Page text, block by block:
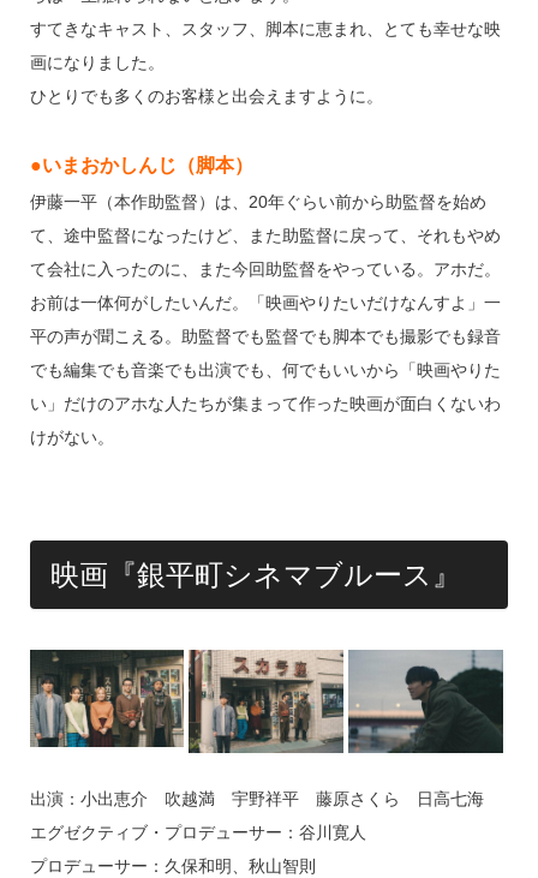
すてきなキャスト、スタッフ、脚本に恵まれ、とても幸せな映
画になりました。
ひとりでも多くのお客様と出会えますように。
●いまおかしんじ（脚本）
伊藤一平（本作助監督）は、20年ぐらい前から助監督を始め
て、途中監督になったけど、また助監督に戻って、それもやめ
て会社に入ったのに、また今回助監督をやっている。アホだ。
お前は一体何がしたいんだ。「映画やりたいだけなんすよ」一
平の声が聞こえる。助監督でも監督でも脚本でも撮影でも録音
でも編集でも音楽でも出演でも、何でもいいから「映画やりた
い」だけのアホな人たちが集まって作った映画が面白くないわ
けがない。
映画『銀平町シネマブルース』
出演：小出恵介 吹越満 宇野祥平 藤原さくら 日高七海
エグゼクティブ・プロデューサー：谷川寛人
プロデューサー：久保和明、秋山智則